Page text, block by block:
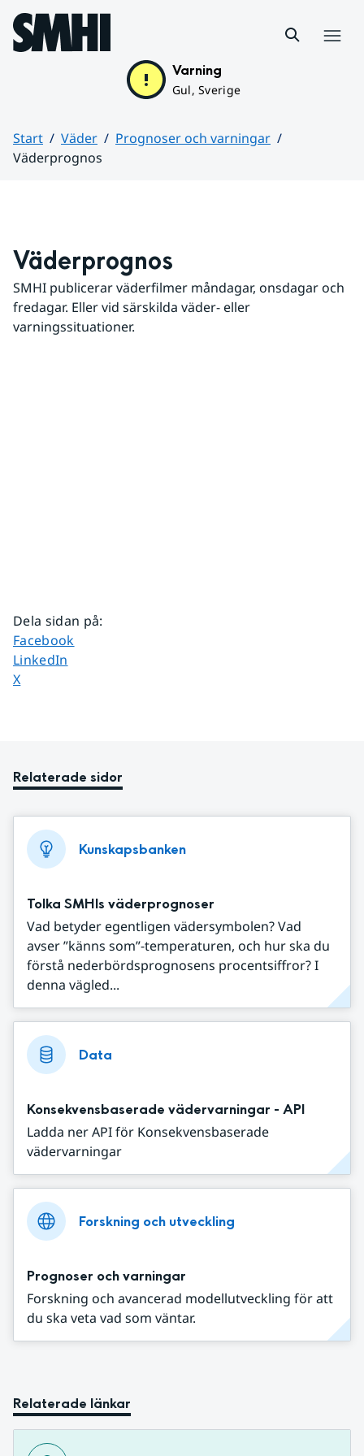
Hoppa till sidans innehåll
Varning
Gul, Sverige
Start Väder
Prognoser och varningar
Väderprognos
Väderprognos
SMHI publicerar väderfilmer måndagar, onsdagar och
fredagar. Eller vid särskilda väder- eller
varningssituationer.
Dela sidan på:
Dela sidan på
Facebook
Dela sidan på
LinkedIn
Dela sidan på
X
Relaterade sidor
Kunskapsbanken
Tolka SMHIs väderprognoser
Vad betyder egentligen vädersymbolen? Vad
avser ”känns som”-temperaturen, och hur ska du
förstå nederbördsprognosens procentsiffror? I
denna vägled...
Data
Konsekvensbaserade vädervarningar - API
Ladda ner API för Konsekvensbaserade
vädervarningar
Forskning och utveckling
Prognoser och varningar
Forskning och avancerad modellutveckling för att
du ska veta vad som väntar.
Relaterade länkar